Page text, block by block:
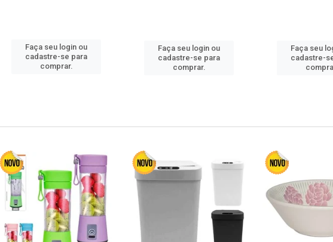
Faça seu login ou
cadastre-se para
comprar.
Faça seu login ou
cadastre-se para
comprar.
Faça seu
cadastre-